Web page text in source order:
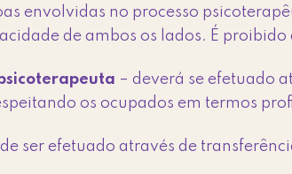
envolvidas no processo
de ambos os lados. É
– deverá se efetuado
os ocupados em termos
ser efetuado através de